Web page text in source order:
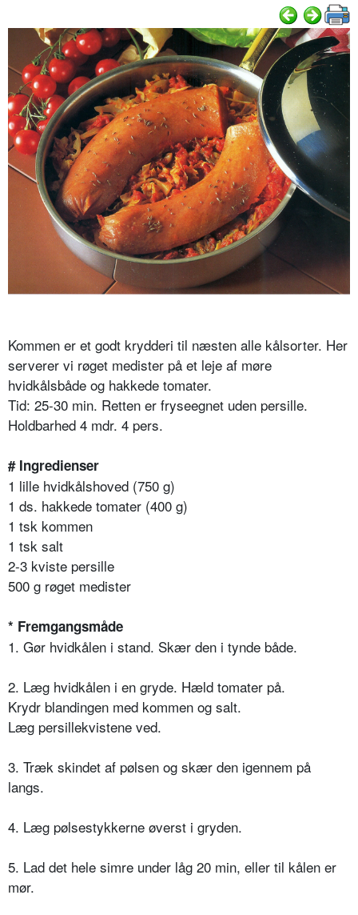
Kommen er et godt krydderi til næsten alle kålsorter. Her
serverer vi røget medister på et leje af møre
hvidkålsbåde og hakkede tomater.
Tid: 25-30 min. Retten er fryseegnet uden persille.
Holdbarhed 4 mdr. 4 pers.
# Ingredienser
1 lille hvidkålshoved (750 g)
1 ds. hakkede tomater (400 g)
1 tsk kommen
1 tsk salt
2-3 kviste persille
500 g røget medister
* Fremgangsmåde
1. Gør hvidkålen i stand. Skær den i tynde både.
2. Læg hvidkålen i en gryde. Hæld tomater på.
Krydr blandingen med kommen og salt.
Læg persillekvistene ved.
3. Træk skindet af pølsen og skær den igennem på
langs.
4. Læg pølsestykkerne øverst i gryden.
5. Lad det hele simre under låg 20 min, eller til kålen er
mør.